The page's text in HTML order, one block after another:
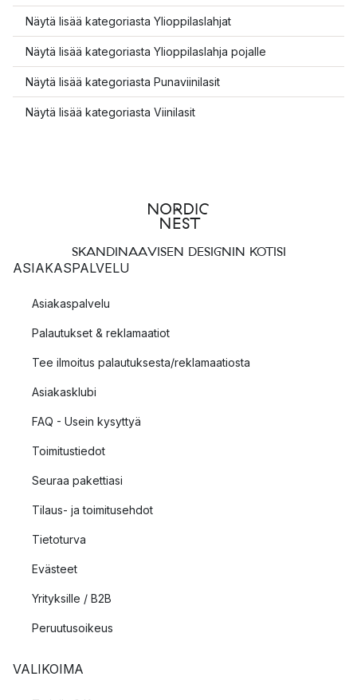
Näytä lisää kategoriasta Ylioppilaslahjat
Näytä lisää kategoriasta Ylioppilaslahja pojalle
Näytä lisää kategoriasta Punaviinilasit
Näytä lisää kategoriasta Viinilasit
SKANDINAAVISEN DESIGNIN KOTISI
ASIAKASPALVELU
Asiakaspalvelu
Palautukset & reklamaatiot
Tee ilmoitus palautuksesta/reklamaatiosta
Asiakasklubi
FAQ - Usein kysyttyä
Toimitustiedot
Seuraa pakettiasi
Tilaus- ja toimitusehdot
Tietoturva
Evästeet
Yrityksille / B2B
Peruutusoikeus
VALIKOIMA